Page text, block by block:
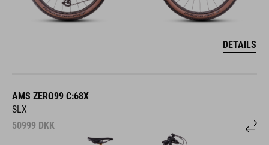
DETAILS
AMS ZERO99 C:68X
SLX
50999 DKK